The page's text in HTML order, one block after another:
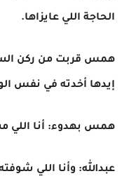
الحاجة اللي عايزاها.
همس قربت من ركن
إيدها أخدته في نفس
همس بهدوء: أنا اللي
عبدالله: وأنا اللي